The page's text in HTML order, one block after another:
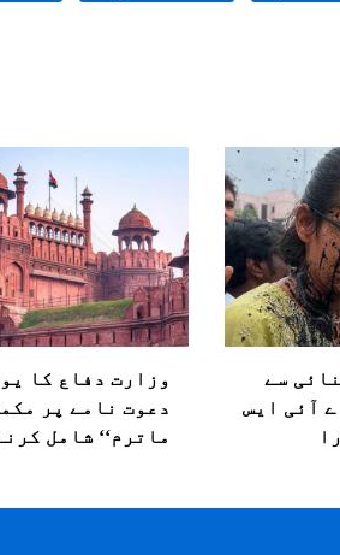
سے
آئی ایس
وزارت دفاع کا
دعوت نامے پر
ماترم‘‘ شامل